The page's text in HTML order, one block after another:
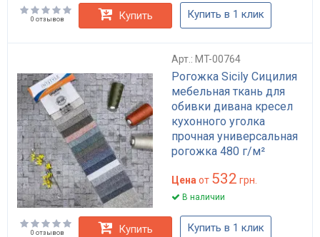
0 отзывов Купить Купить в 1 клик
Арт.: MT-00764
Рогожка Sicily Сицилия
мебельная ткань для
обивки дивана кресел
кухонного уголка
прочная универсальная
рогожка 480 г/м²
Цена от 532 грн.
В наличии
0 отзывов Купить Купить в 1 клик